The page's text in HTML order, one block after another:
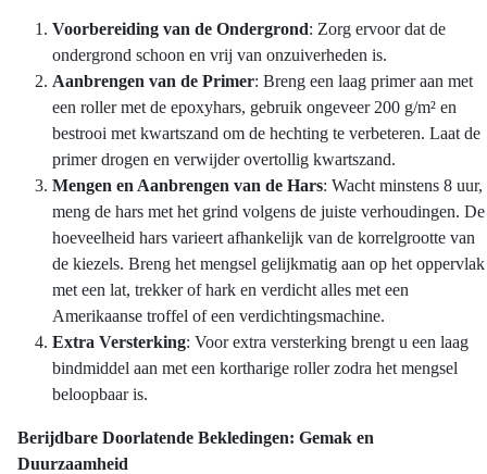
Voorbereiding van de Ondergrond: Zorg ervoor dat de
ondergrond schoon en vrij van onzuiverheden is.
Aanbrengen van de Primer: Breng een laag primer aan met
een roller met de epoxyhars, gebruik ongeveer 200 g/m² en
bestrooi met kwartszand om de hechting te verbeteren. Laat de
primer drogen en verwijder overtollig kwartszand.
Mengen en Aanbrengen van de Hars: Wacht minstens 8 uur,
meng de hars met het grind volgens de juiste verhoudingen. De
hoeveelheid hars varieert afhankelijk van de korrelgrootte van
de kiezels. Breng het mengsel gelijkmatig aan op het oppervlak
met een lat, trekker of hark en verdicht alles met een
Amerikaanse troffel of een verdichtingsmachine.
Extra Versterking: Voor extra versterking brengt u een laag
bindmiddel aan met een kortharige roller zodra het mengsel
beloopbaar is.
Berijdbare Doorlatende Bekledingen: Gemak en
Duurzaamheid